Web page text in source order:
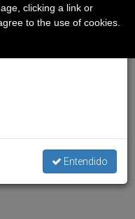
en
ARTE Y CULTURA
Entendido
clicking a link or
to the use of cookies.